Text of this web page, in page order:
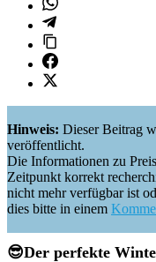
Hinweis: Dieser Beitrag
veröffentlicht.
Die Informationen zu
Zeitpunkt korrekt
nicht mehr verfügbar ist
dies bitte in einem
😎Der perfekte